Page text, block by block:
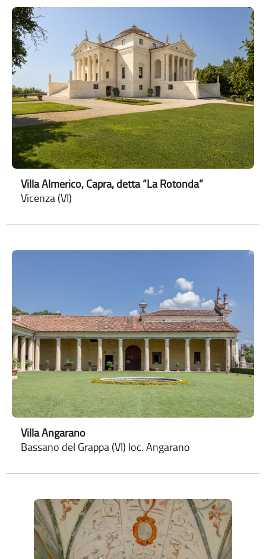
Villa Almerico, Capra, detta “La Rotonda”
Vicenza (VI)
Villa Angarano
Bassano del Grappa (VI) loc. Angarano